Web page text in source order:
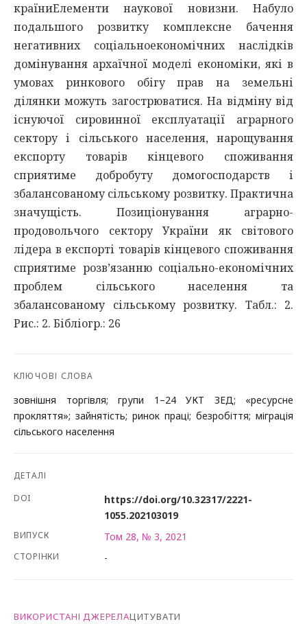
країниЕлементи наукової новизни. Набуло
подальшого розвитку комплексне бачення
негативних соціальноекономічних наслідків
домінування архаїчної моделі економіки, які в
умовах ринкового обігу прав на земельні
ділянки можуть загострюватися. На відміну від
існуючої сировинної експлуатації аграрного
сектору і сільського населення, нарощування
експорту товарів кінцевого споживання
сприятиме добробуту домогосподарств і
збалансованому сільському розвитку. Практична
значущість. Позиціонування аграрно-
продовольчого сектору України як світового
лідера в експорті товарів кінцевого споживання
сприятиме розв’язанню соціально-економічних
проблем сільського населення та
збалансованому сільському розвитку. Табл.: 2.
Рис.: 2. Бібліогр.: 26
КЛЮЧОВІ СЛОВА
зовнішня торгівля; групи 1–24 УКТ ЗЕД; «ресурсне
прокляття»; зайнятість; ринок праці; безробіття; міграція
сільського населення
ДЕТАЛІ
DOI
https://doi.org/10.32317/2221-
1055.202103019
ВИПУСК Том 28, № 3, 2021
СТОРІНКИ -
ВИКОРИСТАНІ ДЖЕРЕЛАЦИТУВАТИ